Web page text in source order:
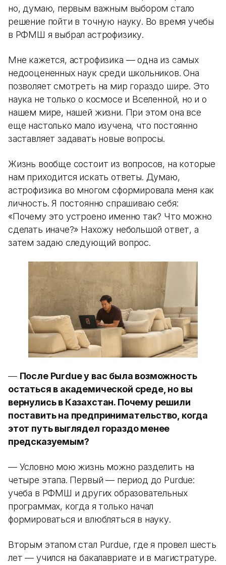
но, думаю, первым важным выбором стало
решение пойти в точную науку. Во время учебы
в РФМШ я выбрал астрофизику.
Мне кажется, астрофизика — одна из самых
недооцененных наук среди школьников. Она
позволяет смотреть на мир гораздо шире. Это
наука не только о космосе и Вселенной, но и о
нашем мире, нашей жизни. При этом она все
еще настолько мало изучена, что постоянно
заставляет задавать новые вопросы.
Жизнь вообще состоит из вопросов, на которые
нам приходится искать ответы. Думаю,
астрофизика во многом сформировала меня как
личность. Я постоянно спрашиваю себя:
«Почему это устроено именно так? Что можно
сделать иначе?» Нахожу небольшой ответ, а
затем задаю следующий вопрос.
— После Purdue у вас была возможность
остаться в академической среде, но вы
вернулись в Казахстан. Почему решили
поставить на предпринимательство, когда
этот путь выглядел гораздо менее
предсказуемым?
— Условно мою жизнь можно разделить на
четыре этапа. Первый — период до Purdue:
учеба в РФМШ и других образовательных
программах, когда я только начал
формироваться и влюбляться в науку.
Вторым этапом стал Purdue, где я провел шесть
лет — учился на бакалавриате и в магистратуре.